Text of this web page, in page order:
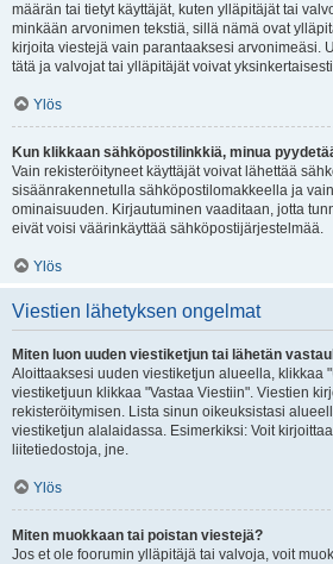
määrän tai tietyt käyttäjät, kuten ylläpitäjät tai
minkään arvonimen tekstiä, sillä nämä ovat
kirjoita viestejä vain parantaaksesi arvonimeäsi.
tätä ja valvojat tai ylläpitäjät voivat
Ylös
Kun klikkaan sähköpostilinkkiä, minua
Vain rekisteröityneet käyttäjät voivat lähettää
sisäänrakennetulla sähköpostilomakkeella ja
ominaisuuden. Kirjautuminen vaaditaan, jotta
eivät voisi väärinkäyttää sähköpostijärjestelmää.
Ylös
Viestien lähetyksen ongelmat
Miten luon uuden viestiketjun tai lähetän
Aloittaaksesi uuden viestiketjun alueella, klikkaa
viestiketjuun klikkaa "Vastaa Viestiin". Viestien
rekisteröitymisen. Lista sinun oikeuksistasi
viestiketjun alalaidassa. Esimerkiksi: Voit
liitetiedostoja, jne.
Ylös
Miten muokkaan tai poistan viestejä?
Jos et ole foorumin ylläpitäjä tai valvoja, voit